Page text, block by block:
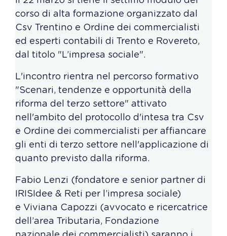
corso di alta formazione organizzato dal
Csv Trentino e Ordine dei commercialisti
ed esperti contabili di Trento e Rovereto,
dal titolo "L’impresa sociale".
L'incontro rientra nel percorso formativo
"Scenari, tendenze e opportunità della
riforma del terzo settore" attivato
nell'ambito del protocollo d'intesa tra Csv
e Ordine dei commercialisti per affiancare
gli enti di terzo settore nell'applicazione di
quanto previsto dalla riforma.
Fabio Lenzi (fondatore e senior partner di
IRISIdee & Reti per l’impresa sociale)
e Viviana Capozzi (avvocato e ricercatrice
dell’area Tributaria, Fondazione